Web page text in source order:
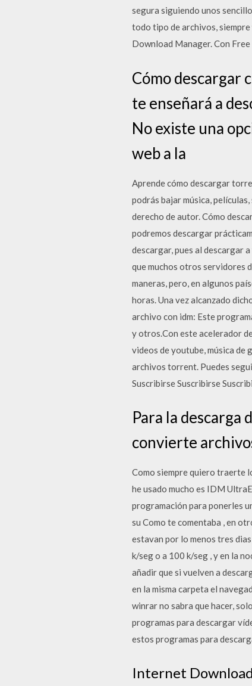
segura siguiendo unos
todo tipo de archivos,
Download Manager. Con
Cómo descargar
te enseñará a
No existe una
web a la
Aprende cómo descargar
podrás bajar música,
derecho de autor. Cómo
podremos descargar
descargar, pues al descargar
que muchos otros servidores
maneras, pero, en algunos
horas. Una vez alcanzado
archivo con idm: Este
y otros.Con este acelerador
videos de youtube, música de
archivos torrent. Puedes
Suscribirse Suscribirse
Para la
convierte
Como siempre quiero traerte
he usado mucho es IDM
programación para ponerles
su Como te comentaba , en
estavan por lo menos tres
k/seg o a 100 k/seg , y en la
añadir que si vuelven a
en la misma carpeta el
winrar no sabra que hacer,
programas para descargar
estos programas para
Internet